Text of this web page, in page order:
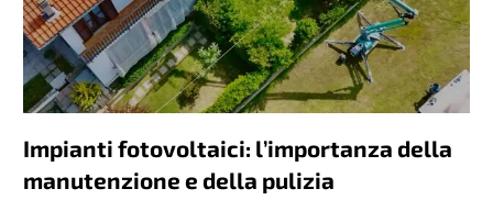
Impianti fotovoltaici: l’importanza della
manutenzione e della pulizia